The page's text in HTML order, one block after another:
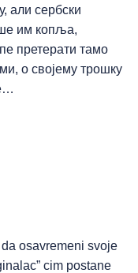
али сербски
им копља,
претерати тамо
о својему трошку
osavremeni svoje
cim postane